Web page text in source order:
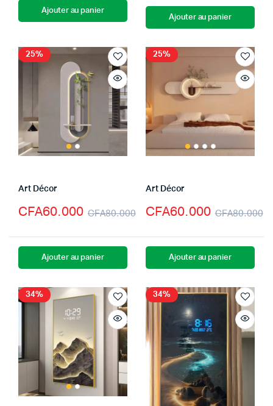
Ajouter au panier
Ajouter au panier
25%
Art Décor
CFA80.000
CFA60.000
Ajouter au panier
25%
Art Décor
CFA80.000
CFA60.000
Ajouter au panier
34% 34%